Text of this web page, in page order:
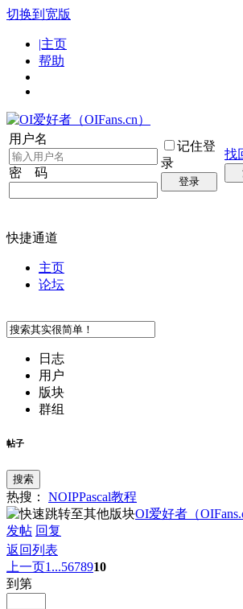
切换到宽版
|主页
帮助
用户名
密 码
记住登
录
登录
找
快捷通道
主页
论坛
日志
用户
版块
群组
帖子
搜索
热搜： NOIPPascal教程
OI爱好者（
发帖 回复
返回列表
上一页1...5678910
到第